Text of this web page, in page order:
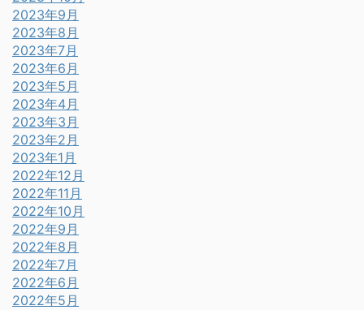
2023年9月
2023年8月
2023年7月
2023年6月
2023年5月
2023年4月
2023年3月
2023年2月
2023年1月
2022年12月
2022年11月
2022年10月
2022年9月
2022年8月
2022年7月
2022年6月
2022年5月